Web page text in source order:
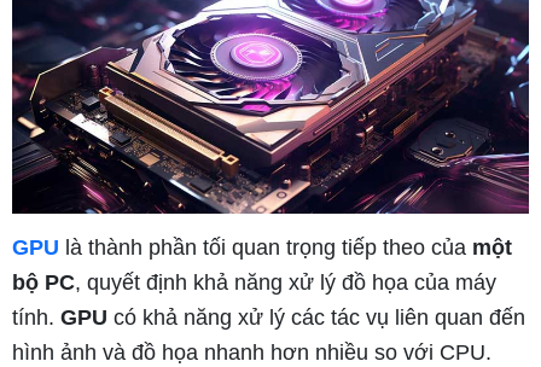
GPU là thành phần tối quan trọng tiếp theo của một
bộ PC, quyết định khả năng xử lý đồ họa của máy
tính. GPU có khả năng xử lý các tác vụ liên quan đến
hình ảnh và đồ họa nhanh hơn nhiều so với CPU.